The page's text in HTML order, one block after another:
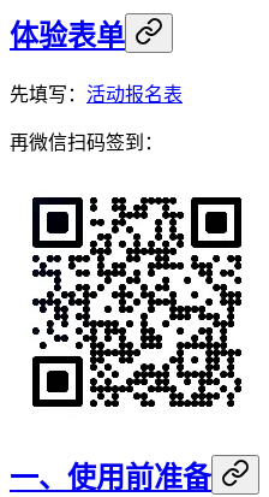
体验表单
先填写： 活动报名表
再微信扫码签到：
一、使用前准备